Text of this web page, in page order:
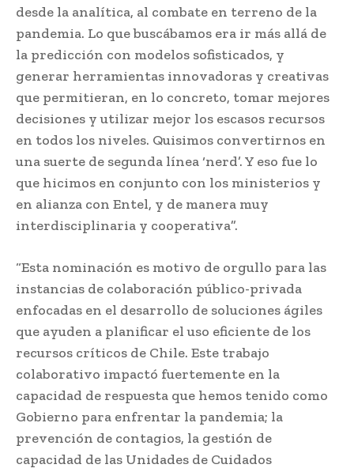
desde la analítica, al combate en terreno de la
pandemia. Lo que buscábamos era ir más allá de
la predicción con modelos sofisticados, y
generar herramientas innovadoras y creativas
que permitieran, en lo concreto, tomar mejores
decisiones y utilizar mejor los escasos recursos
en todos los niveles. Quisimos convertirnos en
una suerte de segunda línea ‘nerd’. Y eso fue lo
que hicimos en conjunto con los ministerios y
en alianza con Entel, y de manera muy
interdisciplinaria y cooperativa”.
“Esta nominación es motivo de orgullo para las
instancias de colaboración público-privada
enfocadas en el desarrollo de soluciones ágiles
que ayuden a planificar el uso eficiente de los
recursos críticos de Chile. Este trabajo
colaborativo impactó fuertemente en la
capacidad de respuesta que hemos tenido como
Gobierno para enfrentar la pandemia; la
prevención de contagios, la gestión de
capacidad de las Unidades de Cuidados